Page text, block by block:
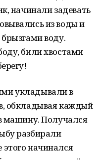
начинали задевать
из воды и
брызгами воду.
били хвостами
укладывали в
обкладывая каждый
машину. Получался
разбирали
начинался